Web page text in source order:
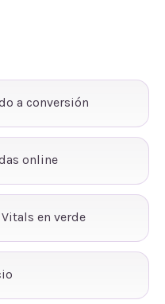
a conversión
online
en verde